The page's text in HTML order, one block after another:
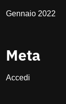
Gennaio 2022
Meta
Accedi